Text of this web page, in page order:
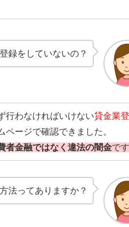
録をしていないの？
行わなければいけない貸金業
ージで確認できました。
者金融ではなく違法の闇金です
法ってありますか？